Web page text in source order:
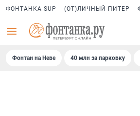
ФОНТАНКА SUP (ОТ)ЛИЧНЫЙ ПИТЕР
Фонтан на Неве 40 млн за парковку